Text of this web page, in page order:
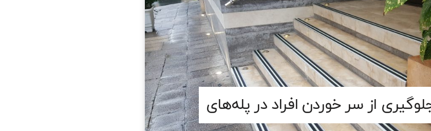
از سر خوردن افراد در پله‌های